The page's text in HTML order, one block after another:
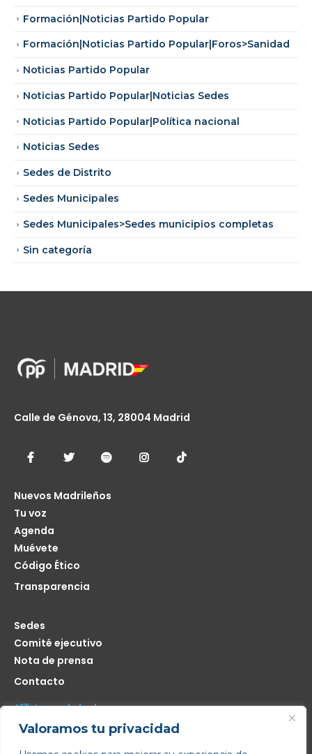
Valoramos tu privacidad
Formación|Noticias Partido Popular
Formación|Noticias Partido Popular|Foros>Sanidad
Noticias Partido Popular
Noticias Partido Popular|Noticias Sedes
Noticias Partido Popular|Política nacional
Noticias Sedes
Sedes de Distrito
Sedes Municipales
Sedes Municipales>Sedes municipios completas
Sin categoría
Calle de Génova, 13, 28004 Madrid
Nuevos Madrileños
Tu voz
Agenda
Muévete
Código Ético
Transparencia
Sedes
Comité ejecutivo
Nota de prensa
Contacto
Afíliate seas de donde seas
Me interesa